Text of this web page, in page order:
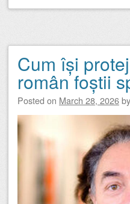
Cum își
român foștii
Posted on March 28, 2026by